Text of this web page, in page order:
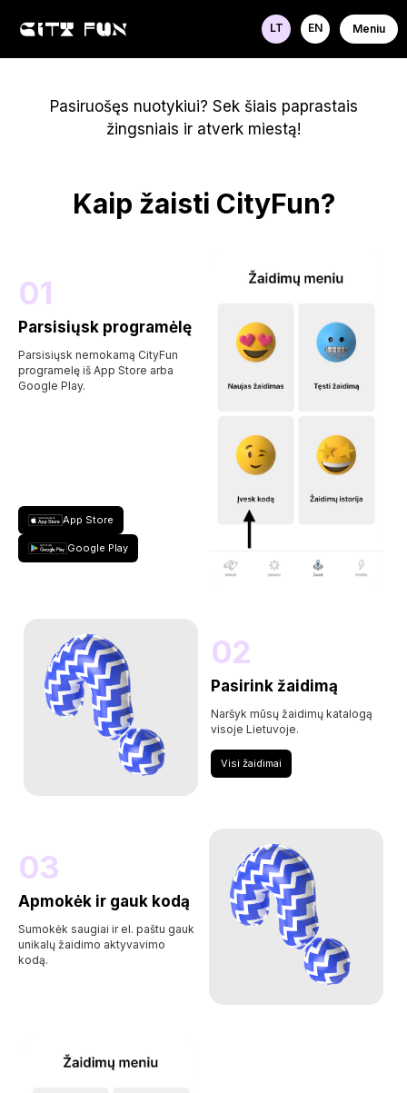
LT EN Meniu
Pasiruošęs nuotykiui? Sek šiais paprastais
žingsniais ir atverk miestą!
Kaip žaisti CityFun?
01
Parsisiųsk programėlę
Parsisiųsk nemokamą CityFun
programelę iš App Store arba
Google Play.
App Store
Google Play
02
Pasirink žaidimą
Naršyk mūsų žaidimų katalogą
visoje Lietuvoje.
Visi žaidimai
03
Apmokėk ir gauk kodą
Sumokėk saugiai ir el. paštu gauk
unikalų žaidimo aktyvavimo
kodą.